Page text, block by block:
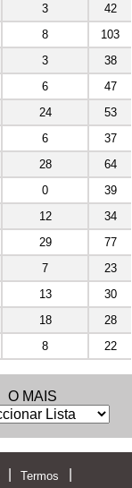
3
42
8
103
3
38
6
47
24
53
6
37
28
64
0
39
12
34
29
77
7
23
13
30
18
28
8 22
O MAIS
Termos